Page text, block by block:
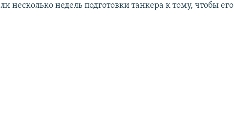
несколько недель подготовки танкера к тому, чтобы его